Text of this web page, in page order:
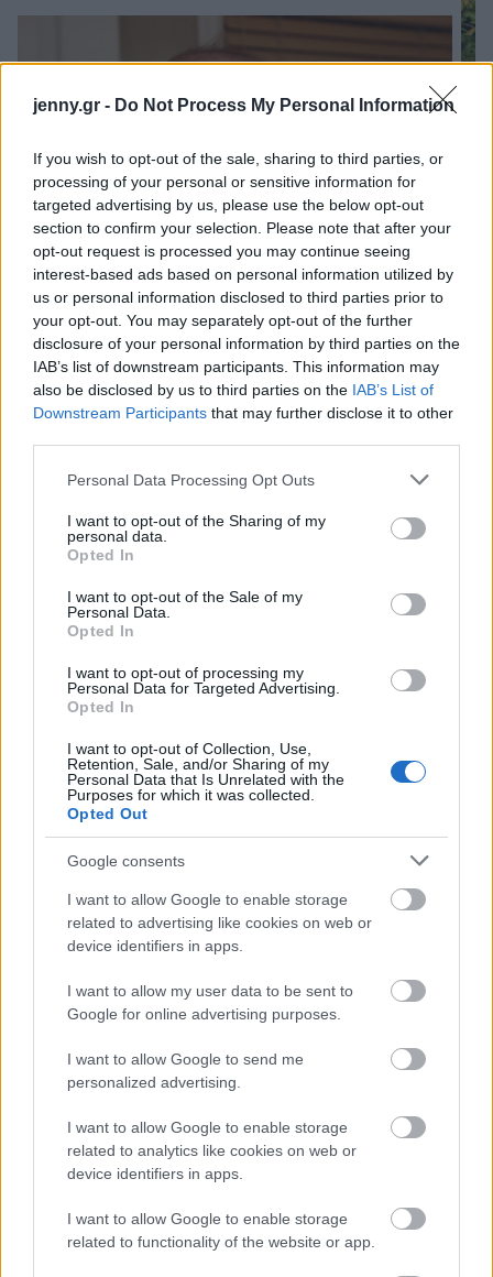
jenny.gr - Do Not Process My Personal Information
If you wish to opt-out of the sale, sharing to third parties, or
processing of your personal or sensitive information for
targeted advertising by us, please use the below opt-out
section to confirm your selection. Please note that after your
opt-out request is processed you may continue seeing
interest-based ads based on personal information utilized by
us or personal information disclosed to third parties prior to
your opt-out. You may separately opt-out of the further
disclosure of your personal information by third parties on the
IAB’s list of downstream participants. This information may
also be disclosed by us to third parties on the IAB’s List of
Downstream Participants that may further disclose it to other
Please note that this website/app uses one or more Google
not limited to your visit or usage behaviour. You may click to
grant or deny consent to Google and its third-party tags to
use your data for below specified purposes in below Google
consent section.
Personal Data Processing Opt Outs
I want to opt-out of the Sharing of my
personal data.
Opted In
I want to opt-out of the Sale of my
Personal Data.
Opted In
I want to opt-out of processing my
Personal Data for Targeted Advertising.
Opted In
I want to opt-out of Collection, Use,
Retention, Sale, and/or Sharing of my
Personal Data that Is Unrelated with the
Purposes for which it was collected.
Opted Out
Google consents
I want to allow Google to enable storage
related to advertising like cookies on web or
device identifiers in apps.
I want to allow my user data to be sent to
Google for online advertising purposes.
I want to allow Google to send me
personalized advertising.
I want to allow Google to enable storage
related to analytics like cookies on web or
device identifiers in apps.
I want to allow Google to enable storage
related to functionality of the website or app.
ΔΙΑΒΑΖΟΝΤΑΙ ΤΩΡΑ
3 ζώδια θα μπουν σε σκληρά διλήμματα μέχρι τις
15/8 - Τέλος οι υπεκφυγές
Αυτό το φυτό πρέπει να φυτέψεις τον Αύγουστο
για να απαλλαγείς από τα κουνούπια
Η συνήθεια που «σκουριάζει» σιωπηλά το μυαλό
σου - Συμβαίνει στους περισσότερους και δεν το
καταλαβαίνουμε
ΠΡΟΩΡΟ ΜΩΡΟ